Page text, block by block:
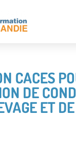
CACES
DE
ET